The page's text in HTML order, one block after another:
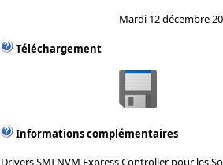
Mardi 12 décembre
Téléchargement
Informations complémentaires
Drivers SMI NVM Express Controller pour les